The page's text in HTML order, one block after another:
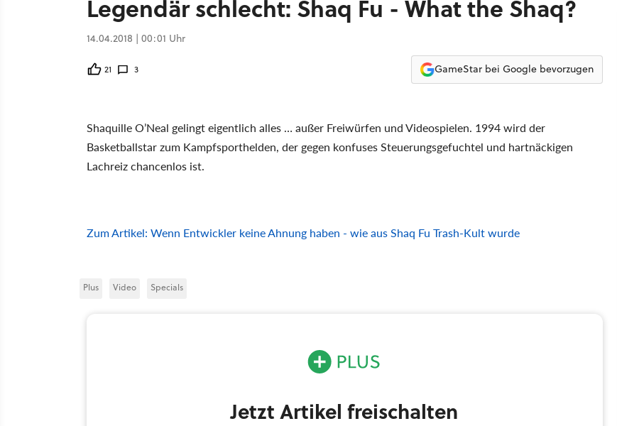
Legendär schlecht: Shaq Fu - What the Shaq?
14.04.2018 | 00:01 Uhr
21 3 GameStar bei Google bevorzugen
Shaquille O’Neal gelingt eigentlich alles … außer Freiwürfen und Videospielen. 1994 wird der
Basketballstar zum Kampfsporthelden, der gegen konfuses Steuerungsgefuchtel und hartnäckigen
Lachreiz chancenlos ist.
Zum Artikel: Wenn Entwickler keine Ahnung haben - wie aus Shaq Fu Trash-Kult wurde
Plus Video Specials
Jetzt Artikel freischalten